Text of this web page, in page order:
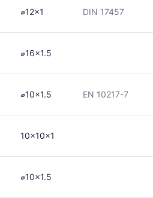
⌀12x1 DIN 17457
⌀16x1.5
⌀10x1.5 EN 10217-7
10x10x1
⌀10x1.5